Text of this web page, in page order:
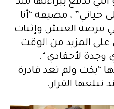
تدفع ببراءتها منذ
حياتي” ، مضيفة “أنا
فرصة العيش وإثبات
المزيد من الوقت
وجدة لأحفادي “.
“بكت ولم تعد قادرة
تبلغها القرار.